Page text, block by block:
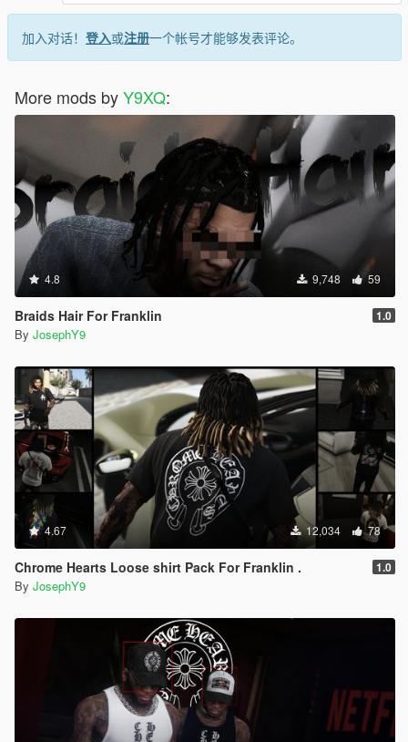
加入对话！ 登入或注册一个帐号才能够发表评论。
More mods byY9XQ:
4.8 9,748 59
Braids Hair For Franklin 1.0
By JosephY9
4.67 12,034 78
Chrome Hearts Loose shirt Pack For Franklin . 1.0
By JosephY9